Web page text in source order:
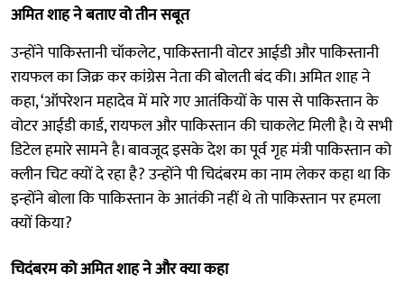
अमित शाह ने बताए वो तीन सबूत
उन्होंने पाकिस्तानी चॉकलेट, पाकिस्तानी वोटर आईडी और पाकिस्तानी
रायफल का जिक्र कर कांग्रेस नेता की बोलती बंद की। अमित शाह ने
कहा, ‘ऑपरेशन महादेव में मारे गए आतंकियों के पास से पाकिस्तान के
वोटर आईडी कार्ड, रायफल और पाकिस्तान की चाकलेट मिली है। ये सभी
डिटेल हमारे सामने है। बावजूद इसके देश का पूर्व गृह मंत्री पाकिस्तान को
क्लीन चिट क्यों दे रहा है? उन्होंने पी चिदंबरम का नाम लेकर कहा था कि
इन्होंने बोला कि पाकिस्तान के आतंकी नहीं थे तो पाकिस्तान पर हमला
क्यों किया?
चिदंबरम को अमित शाह ने और क्या कहा